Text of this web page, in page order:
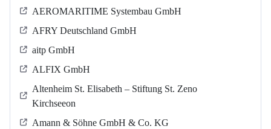
AEROMARITIME Systembau GmbH
AFRY Deutschland GmbH
aitp GmbH
ALFIX GmbH
Altenheim St. Elisabeth – Stiftung St. Zeno
Kirchseeon
Amann & Söhne GmbH & Co. KG